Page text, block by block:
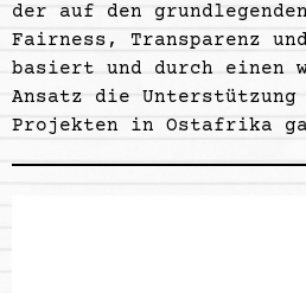
der auf den
Fairness, Transparenz
basiert und durch einen
Ansatz die
Projekten in Ostafrika